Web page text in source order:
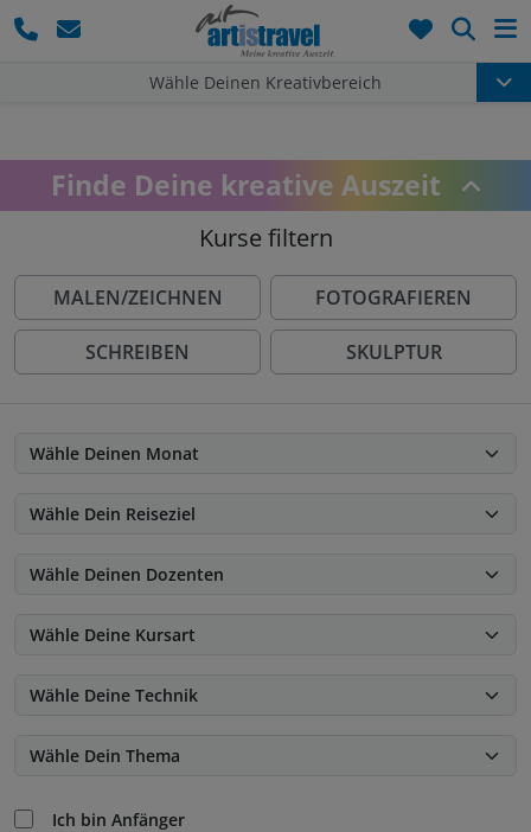
Wähle Deinen Kreativbereich
Finde Deine kreative Auszeit
Kurse filtern
MALEN/ZEICHNEN FOTOGRAFIEREN
SCHREIBEN SKULPTUR
Ich bin Anfänger